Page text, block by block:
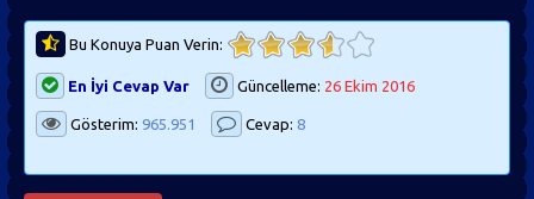
Bu Konuya Puan Verin:
En İyi Cevap Var Güncelleme: 26 Ekim 2016
Gösterim: 965.951 Cevap: 8